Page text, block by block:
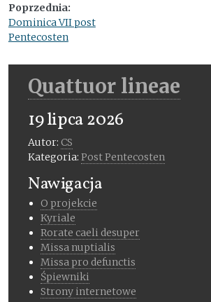
Poprzednia:
Dominica VII post
Pentecosten
Quattuor lineae
19 lipca 2026
Autor: CS
Kategoria: Post Pentecosten
Nawigacja
O projekcie
Kyriale
Rorate caeli desuper
Missa nuptialis
Missa pro defunctis
Śpiewniki
Strony internetowe